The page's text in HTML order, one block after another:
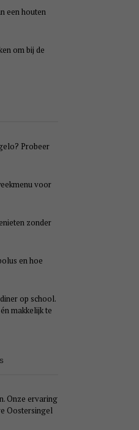
een houten
om bij de
Probeer
voor
zonder
en hoe
op school.
makkelijk te
Onze ervaring
Oostersingel